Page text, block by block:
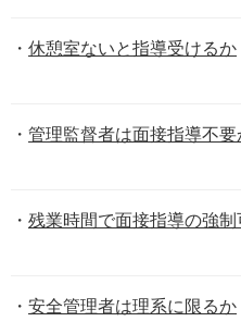
休憩室ないと指導受けるか
管理監督者は面接指導不要
残業時間で面接指導の強
安全管理者は理系に限るか